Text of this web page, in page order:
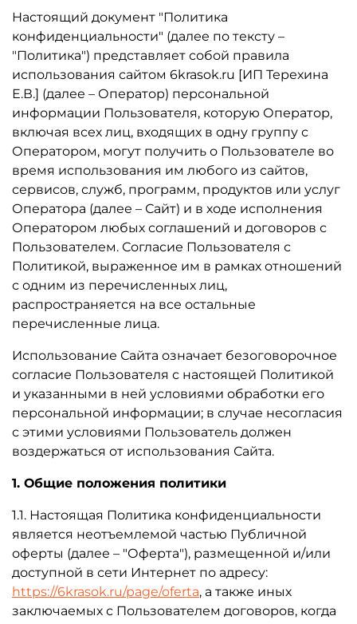
Настоящий документ "Политика
конфиденциальности" (далее по тексту –
"Политика") представляет собой правила
использования сайтом 6krasok.ru [ИП Терехина
Е.В.] (далее – Оператор) персональной
информации Пользователя, которую Оператор,
включая всех лиц, входящих в одну группу с
Оператором, могут получить о Пользователе во
время использования им любого из сайтов,
сервисов, служб, программ, продуктов или услуг
Оператора (далее – Сайт) и в ходе исполнения
Оператором любых соглашений и договоров с
Пользователем. Согласие Пользователя с
Политикой, выраженное им в рамках отношений
с одним из перечисленных лиц,
распространяется на все остальные
перечисленные лица.
Использование Сайта означает безоговорочное
согласие Пользователя с настоящей Политикой
и указанными в ней условиями обработки его
персональной информации; в случае несогласия
с этими условиями Пользователь должен
воздержаться от использования Сайта.
1. Общие положения политики
1.1. Настоящая Политика конфиденциальности
является неотъемлемой частью Публичной
оферты (далее – "Оферта"), размещенной и/или
доступной в сети Интернет по адресу:
https://6krasok.ru/page/oferta, а также иных
заключаемых с Пользователем договоров, когда